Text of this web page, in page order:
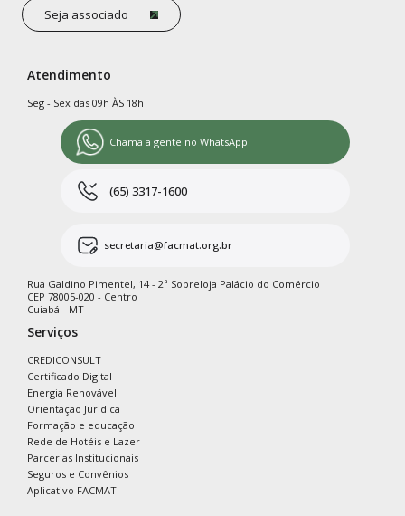
Seja associado
Atendimento
Seg - Sex das 09h ÀS 18h
Chama a gente no WhatsApp
(65) 3317-1600
secretaria@facmat.org.br
Rua Galdino Pimentel, 14 - 2ª Sobreloja Palácio do Comércio
CEP 78005-020 - Centro
Cuiabá - MT
Serviços
CREDICONSULT
Certificado Digital
Energia Renovável
Orientação Jurídica
Formação e educação
Rede de Hotéis e Lazer
Parcerias Institucionais
Seguros e Convênios
Aplicativo FACMAT